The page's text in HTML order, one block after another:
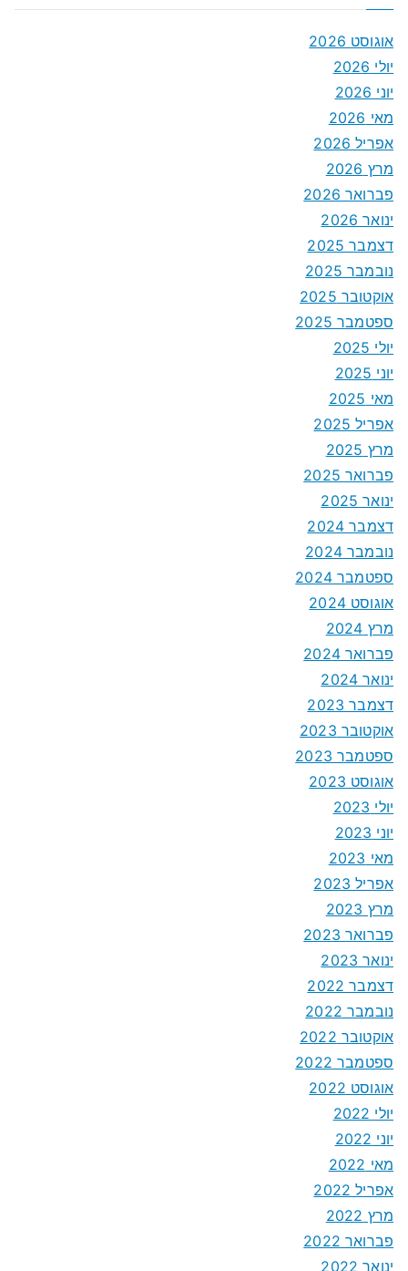
אוגוסט 2026
יולי 2026
יוני 2026
מאי 2026
אפריל 2026
מרץ 2026
פברואר 2026
ינואר 2026
דצמבר 2025
נובמבר 2025
אוקטובר 2025
ספטמבר 2025
יולי 2025
יוני 2025
מאי 2025
אפריל 2025
מרץ 2025
פברואר 2025
ינואר 2025
דצמבר 2024
נובמבר 2024
ספטמבר 2024
אוגוסט 2024
מרץ 2024
פברואר 2024
ינואר 2024
דצמבר 2023
אוקטובר 2023
ספטמבר 2023
אוגוסט 2023
יולי 2023
יוני 2023
מאי 2023
אפריל 2023
מרץ 2023
פברואר 2023
ינואר 2023
דצמבר 2022
נובמבר 2022
אוקטובר 2022
ספטמבר 2022
אוגוסט 2022
יולי 2022
יוני 2022
מאי 2022
אפריל 2022
מרץ 2022
פברואר 2022
ינואר 2022